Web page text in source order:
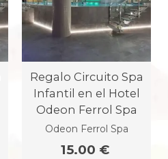
Regalo Circuito Spa
Infantil en el Hotel
Odeon Ferrol Spa
Odeon Ferrol Spa
15.00 €